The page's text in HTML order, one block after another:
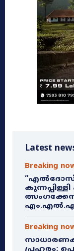
Latest
Breaking
കുന്നപ്പിള്ളി
Breaking